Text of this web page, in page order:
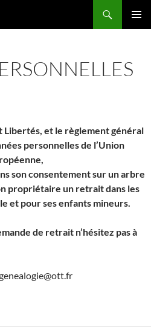
Libertés, et le règlement général
personnelles de l’Union
son consentement sur un arbre
propriétaire un retrait dans les
et pour ses enfants mineurs.
de retrait n’hésitez pas à